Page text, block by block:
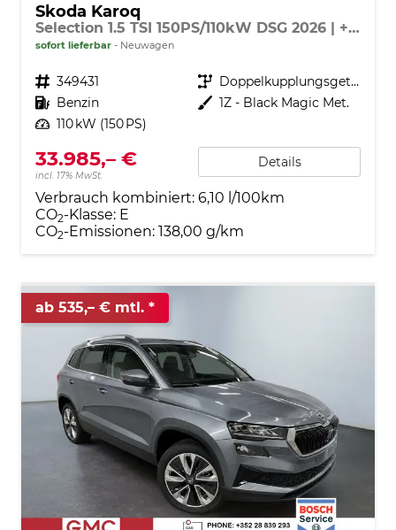
Skoda Karoq
Selection 1.5 TSI 150PS/110kW DSG 2026 | +AHK +TravelAssist +RFK & Parksensoren
sofort lieferbar Neuwagen
Fahrzeugnr. 349431 Getriebe
Doppelkupplungsgetriebe (DSG)
Kraftstoff Benzin Außenfarbe 1Z - Black Magic Met.
Leistung 110 kW (150 PS)
33.985,– €
incl. 17% MwSt.
Details
Verbrauch kombiniert: 6,10 l/100km
CO2-Klasse: E
CO2-Emissionen: 138,00 g/km
ab 535,– € mtl.